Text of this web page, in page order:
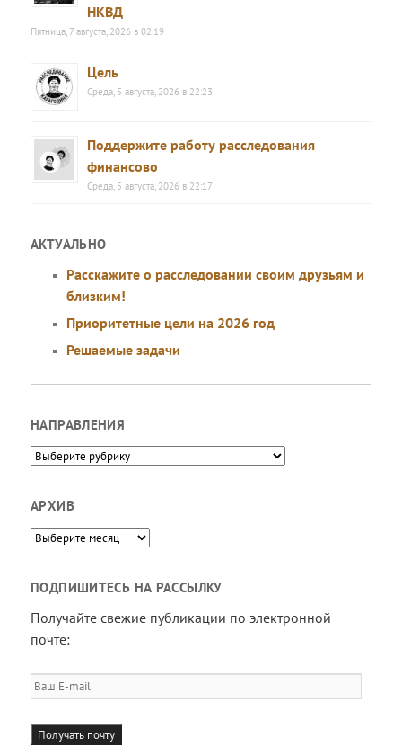
НКВД
Пятница, 7 августа, 2026 в 02:19
Цель
Среда, 5 августа, 2026 в 22:23
Поддержите работу расследования
финансово
Среда, 5 августа, 2026 в 22:17
АКТУАЛЬНО
Расскажите о расследовании своим друзьям и
близким!
Приоритетные цели на 2026 год
Решаемые задачи
НАПРАВЛЕНИЯ
Направления
АРХИВ
Архив
ПОДПИШИТЕСЬ НА РАССЫЛКУ
Получайте свежие публикации по электронной
почте:
Ваш
E-
mail
Получать почту